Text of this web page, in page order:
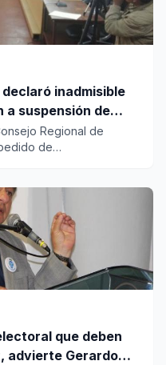
inadmisible
a suspensión de
Regional de
de
que deben
advierte Gerardo